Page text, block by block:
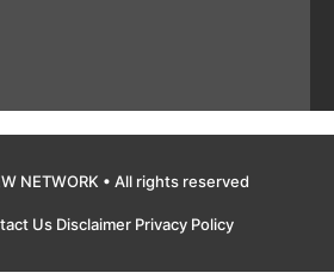
NETWORK • All rights reserved
Us Disclaimer Privacy Policy